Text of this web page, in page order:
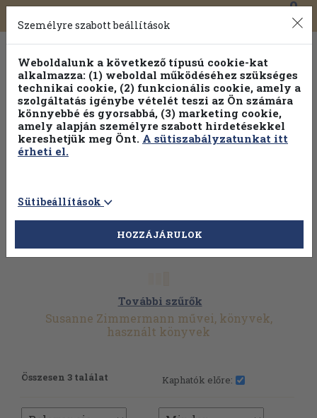
Toggle
navigation
0
Válogasson több mint 1.000.000 kiadványunk közül
100% kedvezménnyel!
További szűrők
Susanne Zimmermann művei, könyvek,
használt könyvek
Összesen 3 találat Kaphatók előre:
Személyre szabott beállítások
Weboldalunk a következő típusú cookie-kat
alkalmazza: (1) weboldal működéséhez szükséges
technikai cookie, (2) funkcionális cookie, amely a
szolgáltatás igénybe vételét teszi az Ön számára
könnyebbé és gyorsabbá, (3) marketing cookie,
amely alapján személyre szabott hirdetésekkel
kereshetjük meg Önt. A sütiszabályzatunkat itt
érheti el.
Sütibeállítások
HOZZÁJÁRULOK